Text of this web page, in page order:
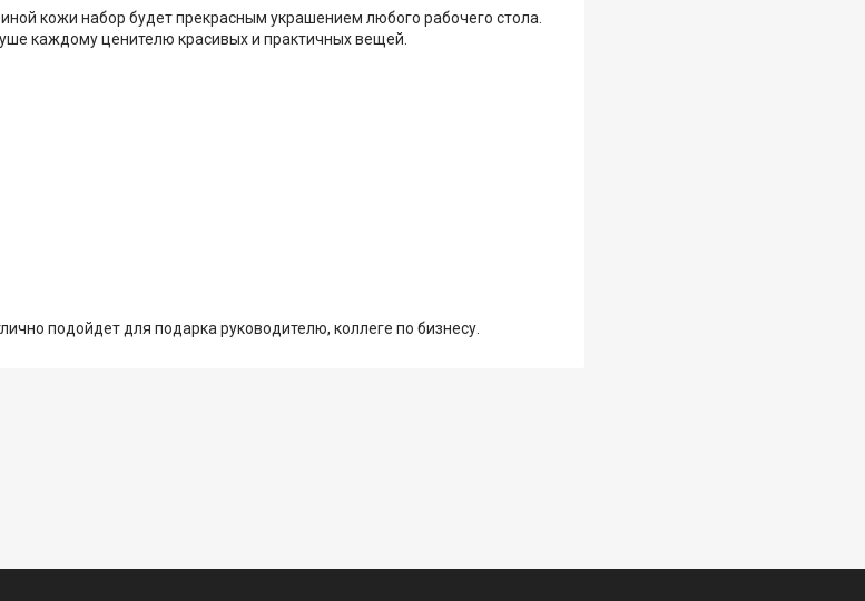
кожи набор будет прекрасным украшением любого рабочего стола.
каждому ценителю красивых и практичных вещей.
подойдет для подарка руководителю, коллеге по бизнесу.